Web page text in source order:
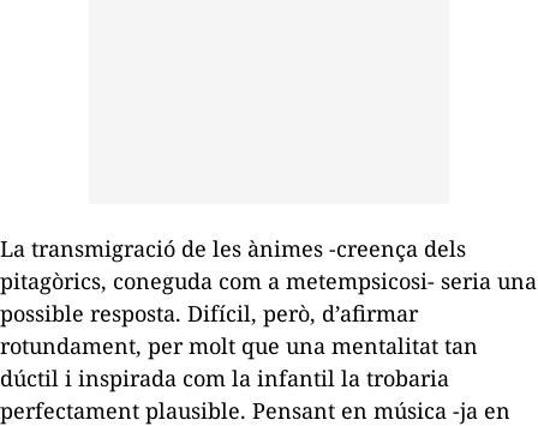
La transmigració de les ànimes -creença dels
pitagòrics, coneguda com a metempsicosi- seria una
possible resposta. Difícil, però, d’afirmar
rotundament, per molt que una mentalitat tan
dúctil i inspirada com la infantil la trobaria
perfectament plausible. Pensant en música -ja en